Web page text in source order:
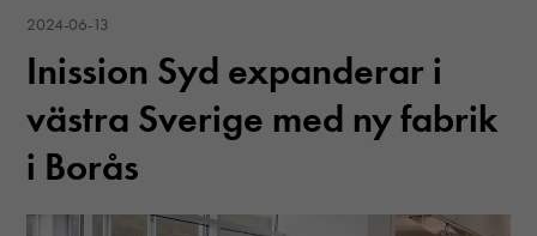
2024-06-13
Inission Syd expanderar i
västra Sverige med ny fabrik
i Borås